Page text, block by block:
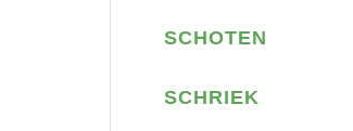
SCHOTEN
SCHRIEK